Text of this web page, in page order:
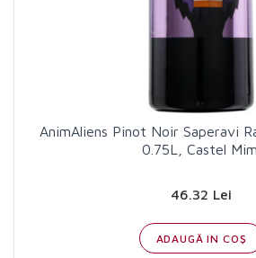
AnimAliens Pinot Noir Saperavi
0.75L, Castel
46.32 Lei
ADAUGĂ IN COŞ